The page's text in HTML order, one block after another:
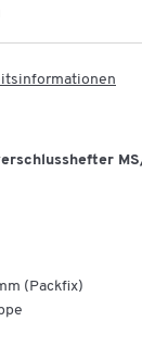
(Packfix)